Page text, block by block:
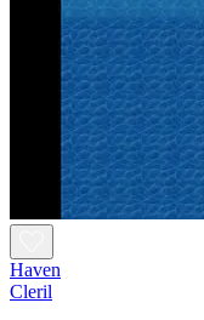
Haven
Cleril